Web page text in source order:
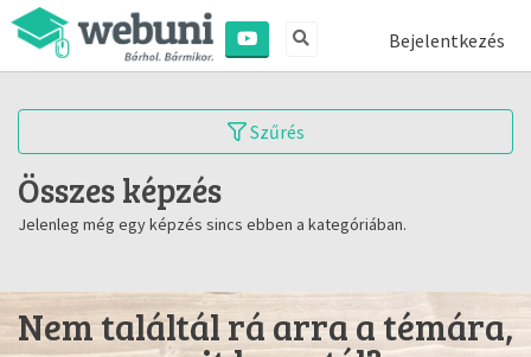
Bejelentkezés
Szűrés
Összes képzés
Jelenleg még egy képzés sincs ebben a kategóriában.
Nem találtál rá arra a témára,